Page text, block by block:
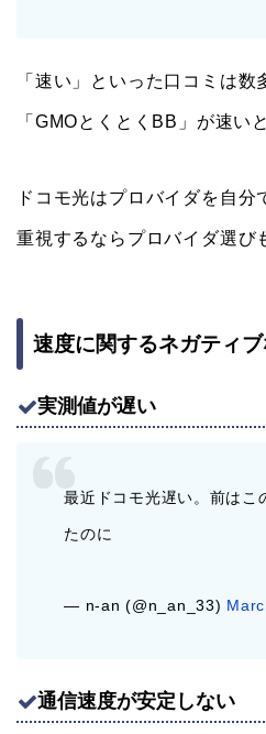
「速い」といった口コミは
「GMOとくとくBB」が速い
ドコモ光はプロバイダを自分
重視するならプロバイダ選び
速度に関するネガティブ
実測値が遅い
最近ドコモ光遅い。前はこ
たのに
— n-an (@n_an_33)
通信速度が安定しない